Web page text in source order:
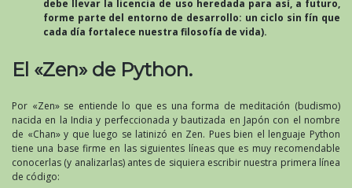
debe llevar la licencia de uso heredada para así, a futuro,
forme parte del entorno de desarrollo: un ciclo sin fín que
cada día fortalece nuestra filosofía de vida).
El «Zen» de Python.
Por «Zen» se entiende lo que es una forma de meditación (budismo)
nacida en la India y perfeccionada y bautizada en Japón con el nombre
de «Chan» y que luego se latinizó en Zen. Pues bien el lenguaje Python
tiene una base firme en las siguientes líneas que es muy recomendable
conocerlas (y analizarlas) antes de siquiera escribir nuestra primera línea
de código: